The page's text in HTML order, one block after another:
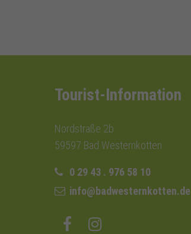
Tourist-Information
Nordstraße 2b
59597 Bad Westernkotten
0 29 43 . 976 58 10
info@badwesternkotten.de